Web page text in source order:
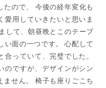
ので、 今後の経年変化も
愛用していきたいと思いま
して、朝昼晩とこのテーブ
い面の一つです。 心配して
っていて、完璧でした。
のですが、デザインがシン
せん。 椅子も座りごこち